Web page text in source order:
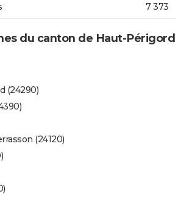
7 373
du canton de Haut-Périgord
(24290)
(24120)